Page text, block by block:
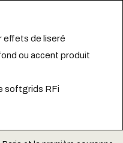
effets de liseré
ou accent produit
softgrids RFi